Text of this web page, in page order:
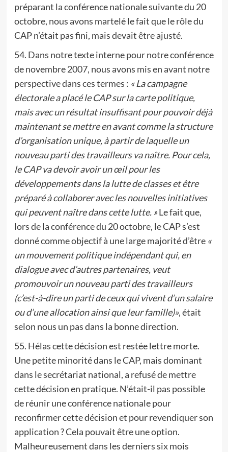
préparant la conférence nationale suivante du 20
octobre, nous avons martelé le fait que le rôle du
CAP n’était pas fini, mais devait être ajusté.
54. Dans notre texte interne pour notre conférence
de novembre 2007, nous avons mis en avant notre
perspective dans ces termes : « La campagne
électorale a placé le CAP sur la carte politique,
mais avec un résultat insuffisant pour pouvoir déjà
maintenant se mettre en avant comme la structure
d’organisation unique, à partir de laquelle un
nouveau parti des travailleurs va naître. Pour cela,
le CAP va devoir avoir un œil pour les
développements dans la lutte de classes et être
préparé à collaborer avec les nouvelles initiatives
qui peuvent naître dans cette lutte. »Le fait que,
lors de la conférence du 20 octobre, le CAP s’est
donné comme objectif à une large majorité d’être «
un mouvement politique indépendant qui, en
dialogue avec d’autres partenaires, veut
promouvoir un nouveau parti des travailleurs
(c’est-à-dire un parti de ceux qui vivent d’un salaire
ou d’une allocation ainsi que leur famille)», était
selon nous un pas dans la bonne direction.
55. Hélas cette décision est restée lettre morte.
Une petite minorité dans le CAP, mais dominant
dans le secrétariat national, a refusé de mettre
cette décision en pratique. N’était-il pas possible
de réunir une conférence nationale pour
reconfirmer cette décision et pour revendiquer son
application ? Cela pouvait être une option.
Malheureusement dans les derniers six mois